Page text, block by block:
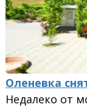
Оленевка
Недалеко от